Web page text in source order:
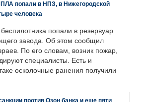
попали в НПЗ, в Нижегородской
человека
попали в резервуар
завода. Об этом сообщил
По его словам, возник пожар,
специалисты. Есть и
осколочные ранения получили
против Озон банка и еще пяти